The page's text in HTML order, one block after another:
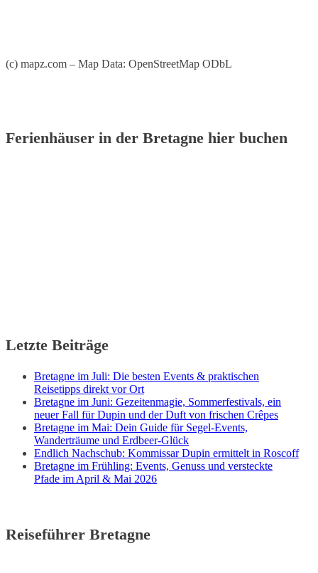
(c) mapz.com – Map Data: OpenStreetMap ODbL
Ferienhäuser in der Bretagne hier buchen
Letzte Beiträge
Bretagne im Juli: Die besten Events & praktischen
Reisetipps direkt vor Ort
Bretagne im Juni: Gezeitenmagie, Sommerfestivals, ein
neuer Fall für Dupin und der Duft von frischen Crêpes
Bretagne im Mai: Dein Guide für Segel-Events,
Wanderträume und Erdbeer-Glück
Endlich Nachschub: Kommissar Dupin ermittelt in Roscoff
Bretagne im Frühling: Events, Genuss und versteckte
Pfade im April & Mai 2026
Reiseführer Bretagne